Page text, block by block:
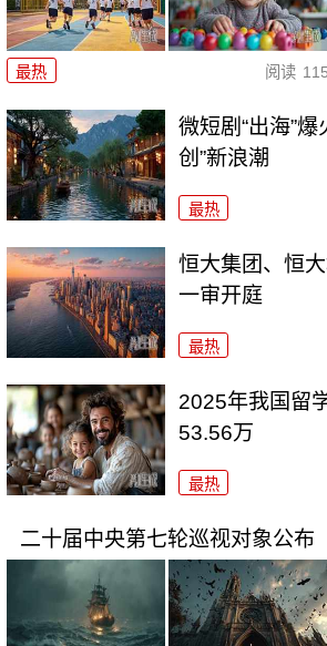
最热 阅读
微短剧“出海”
创”新浪潮
最热
恒大集团、恒
一审开庭
最热
2025年我国留
53.56万
最热
二十届中央第七轮巡视对象公布